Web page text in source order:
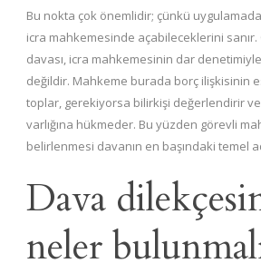
Bu nokta çok önemlidir; çünkü
icra mahkemesinde açabileceklerini sanır.
davası, icra mahkemesinin dar
değildir. Mahkeme burada borç ilişkisinin
toplar, gerekiyorsa bilirkişi değerlendirir
varlığına hükmeder. Bu yüzden görevli
belirlenmesi davanın en başındaki temel
Dava
neler